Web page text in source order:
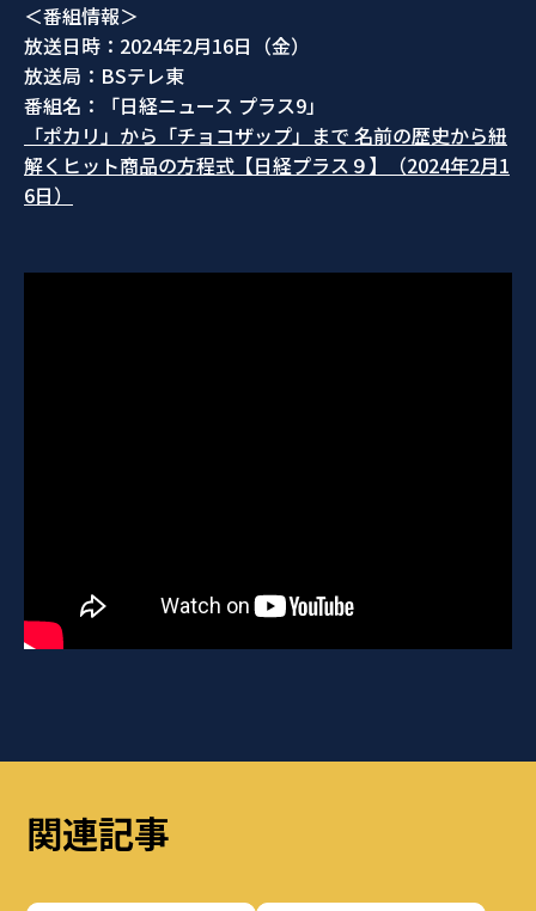
＜番組情報＞
放送日時：2024年2月16日（金）
放送局：BSテレ東
番組名：「日経ニュース プラス9」
「ポカリ」から「チョコザップ」まで 名前の歴史から紐
解くヒット商品の方程式【日経プラス９】（2024年2月1
6日）
関連記事